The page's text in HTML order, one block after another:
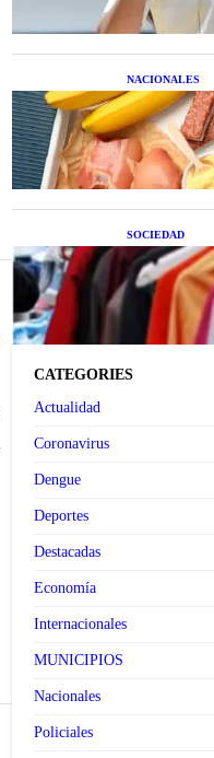
NACIONALES
Nutrición
deberías
SOCIEDAD
Las
suman a la
segunda
CATEGORIES
Actualidad
Coronavirus
Dengue
Deportes
Destacadas
Economía
Internacionales
MUNICIPIOS
Nacionales
Policiales